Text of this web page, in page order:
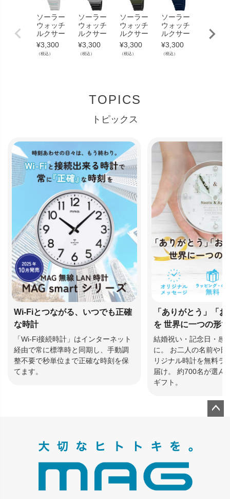
ソーラー
ウォッチ
ルクサー
¥3,300
（税込）
ソーラー
ウォッチ
ルクサー
¥3,300
（税込）
ソーラー
ウォッチ
ルクサー
¥3,300
（税込）
ソーラー
ウォッチ
ルクサー
¥3,300
（税込）
ッチ ウ
ーブフ
TOPICS
トピックス
Wi-Fiとつながる、いつでも正確
な時計
「Wi-Fi接続時計」はインターネット
経由で常に標準時と同期し、手動調
整不要で秒単位まで正確な時刻を保
てます。
「ありがとう」「
を 世界に一つの形
結婚祝い・記念日・感
に。 お二人の名前や日
リジナル時計を無料ラ
届け。 約700名が選ん
ギフト。